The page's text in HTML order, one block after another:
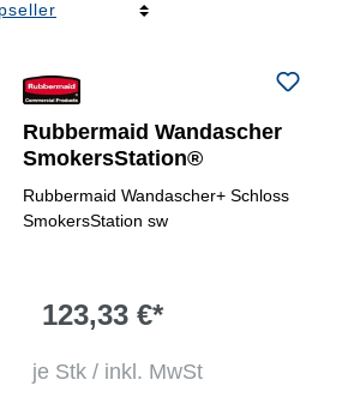
Rubbermaid Wandascher
SmokersStation®
Rubbermaid Wandascher+ Schloss
SmokersStation sw
123,33 €*
je Stk / inkl. MwSt